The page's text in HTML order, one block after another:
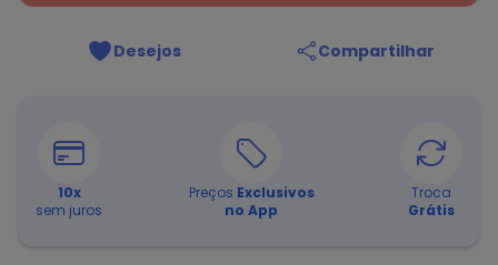
Desejos Compartilhar
10x
sem juros
Preços Exclusivos
no App
Troca
Grátis